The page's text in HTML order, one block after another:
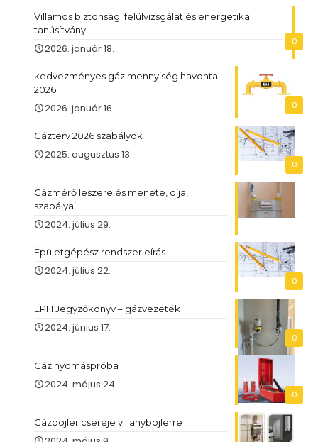
0
Villamos biztonsági felülvizsgálat és energetikai
tanúsítvány
2026. január 18.
0
kedvezményes gáz mennyiség havonta
2026
2026. január 16.
0
Gázterv 2026 szabályok
2025. augusztus 13.
Gázmérő leszerelés menete, díja,
szabályai
2024. július 29.
0
Épületgépész rendszerleírás
2024. július 22.
0
EPH Jegyzőkönyv – gázvezeték
2024. június 17.
0
Gáz nyomáspróba
2024. május 24.
Gázbojler cseréje villanybojlerre